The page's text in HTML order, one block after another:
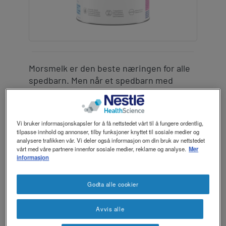
Morsmelk er den beste næringen for alle
spedbarn. Men når et spedbarn med
melkeallergi (kumelkproteinallergi) ikke
kan ammes, anbefaler vi
morsmelkerstatningen Althéra
spesielt utviklet for barn med
melkeallergi. Althéra®er en hypoallergen
morsmelkerstatning for kostbehandling
av spedbarn med melkeallergi.
Althéra® er fullverdig fra fødsel og opp til 1
år. Det betyr at Althéra®inneholder alle
næringsstoffene et spedbarn trenger.
Vi bruker informasjonskapsler for å få nettstedet vårt til å fungere ordentlig,
tilpasse innhold og annonser, tilby funksjoner knyttet til sosiale medier og
analysere trafikken vår. Vi deler også informasjon om din bruk av nettstedet
vårt med våre partnere innenfor sosiale medier, reklame og analyse. Mer
informasjon
Avvis alle
Godta alle cookier